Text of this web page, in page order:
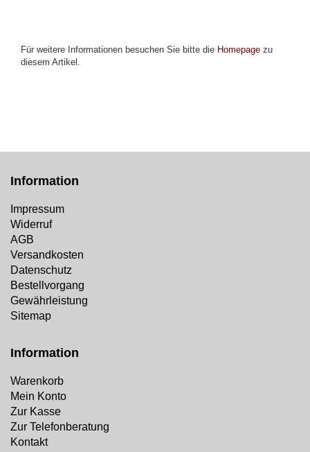
Für weitere Informationen besuchen Sie bitte die Homepage zu
diesem Artikel.
Information
Impressum
Widerruf
AGB
Versandkosten
Datenschutz
Bestellvorgang
Gewährleistung
Sitemap
Information
Warenkorb
Mein Konto
Zur Kasse
Zur Telefonberatung
Kontakt